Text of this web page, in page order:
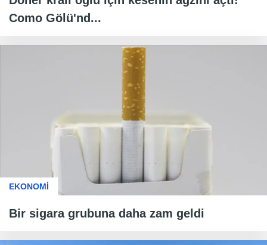
Como Gölü'nd...
EKONOMİ
Bir sigara grubuna daha zam geldi